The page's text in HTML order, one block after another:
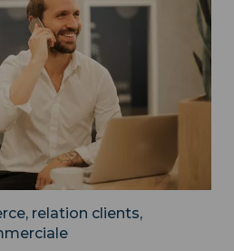
relation clients,